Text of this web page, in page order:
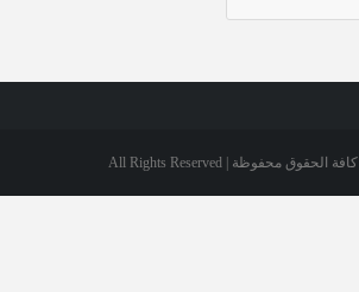
كافة الحقوق محفوظة | All Rights Reserved